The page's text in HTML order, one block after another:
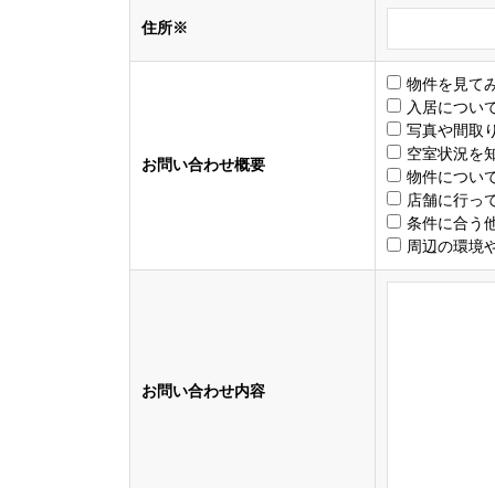
住所※
お問い合わせ概要
物件を見て
入居につい
写真や間取
空室状況を
物件につい
店舗に行っ
条件に合う
周辺の環境
お問い合わせ内容